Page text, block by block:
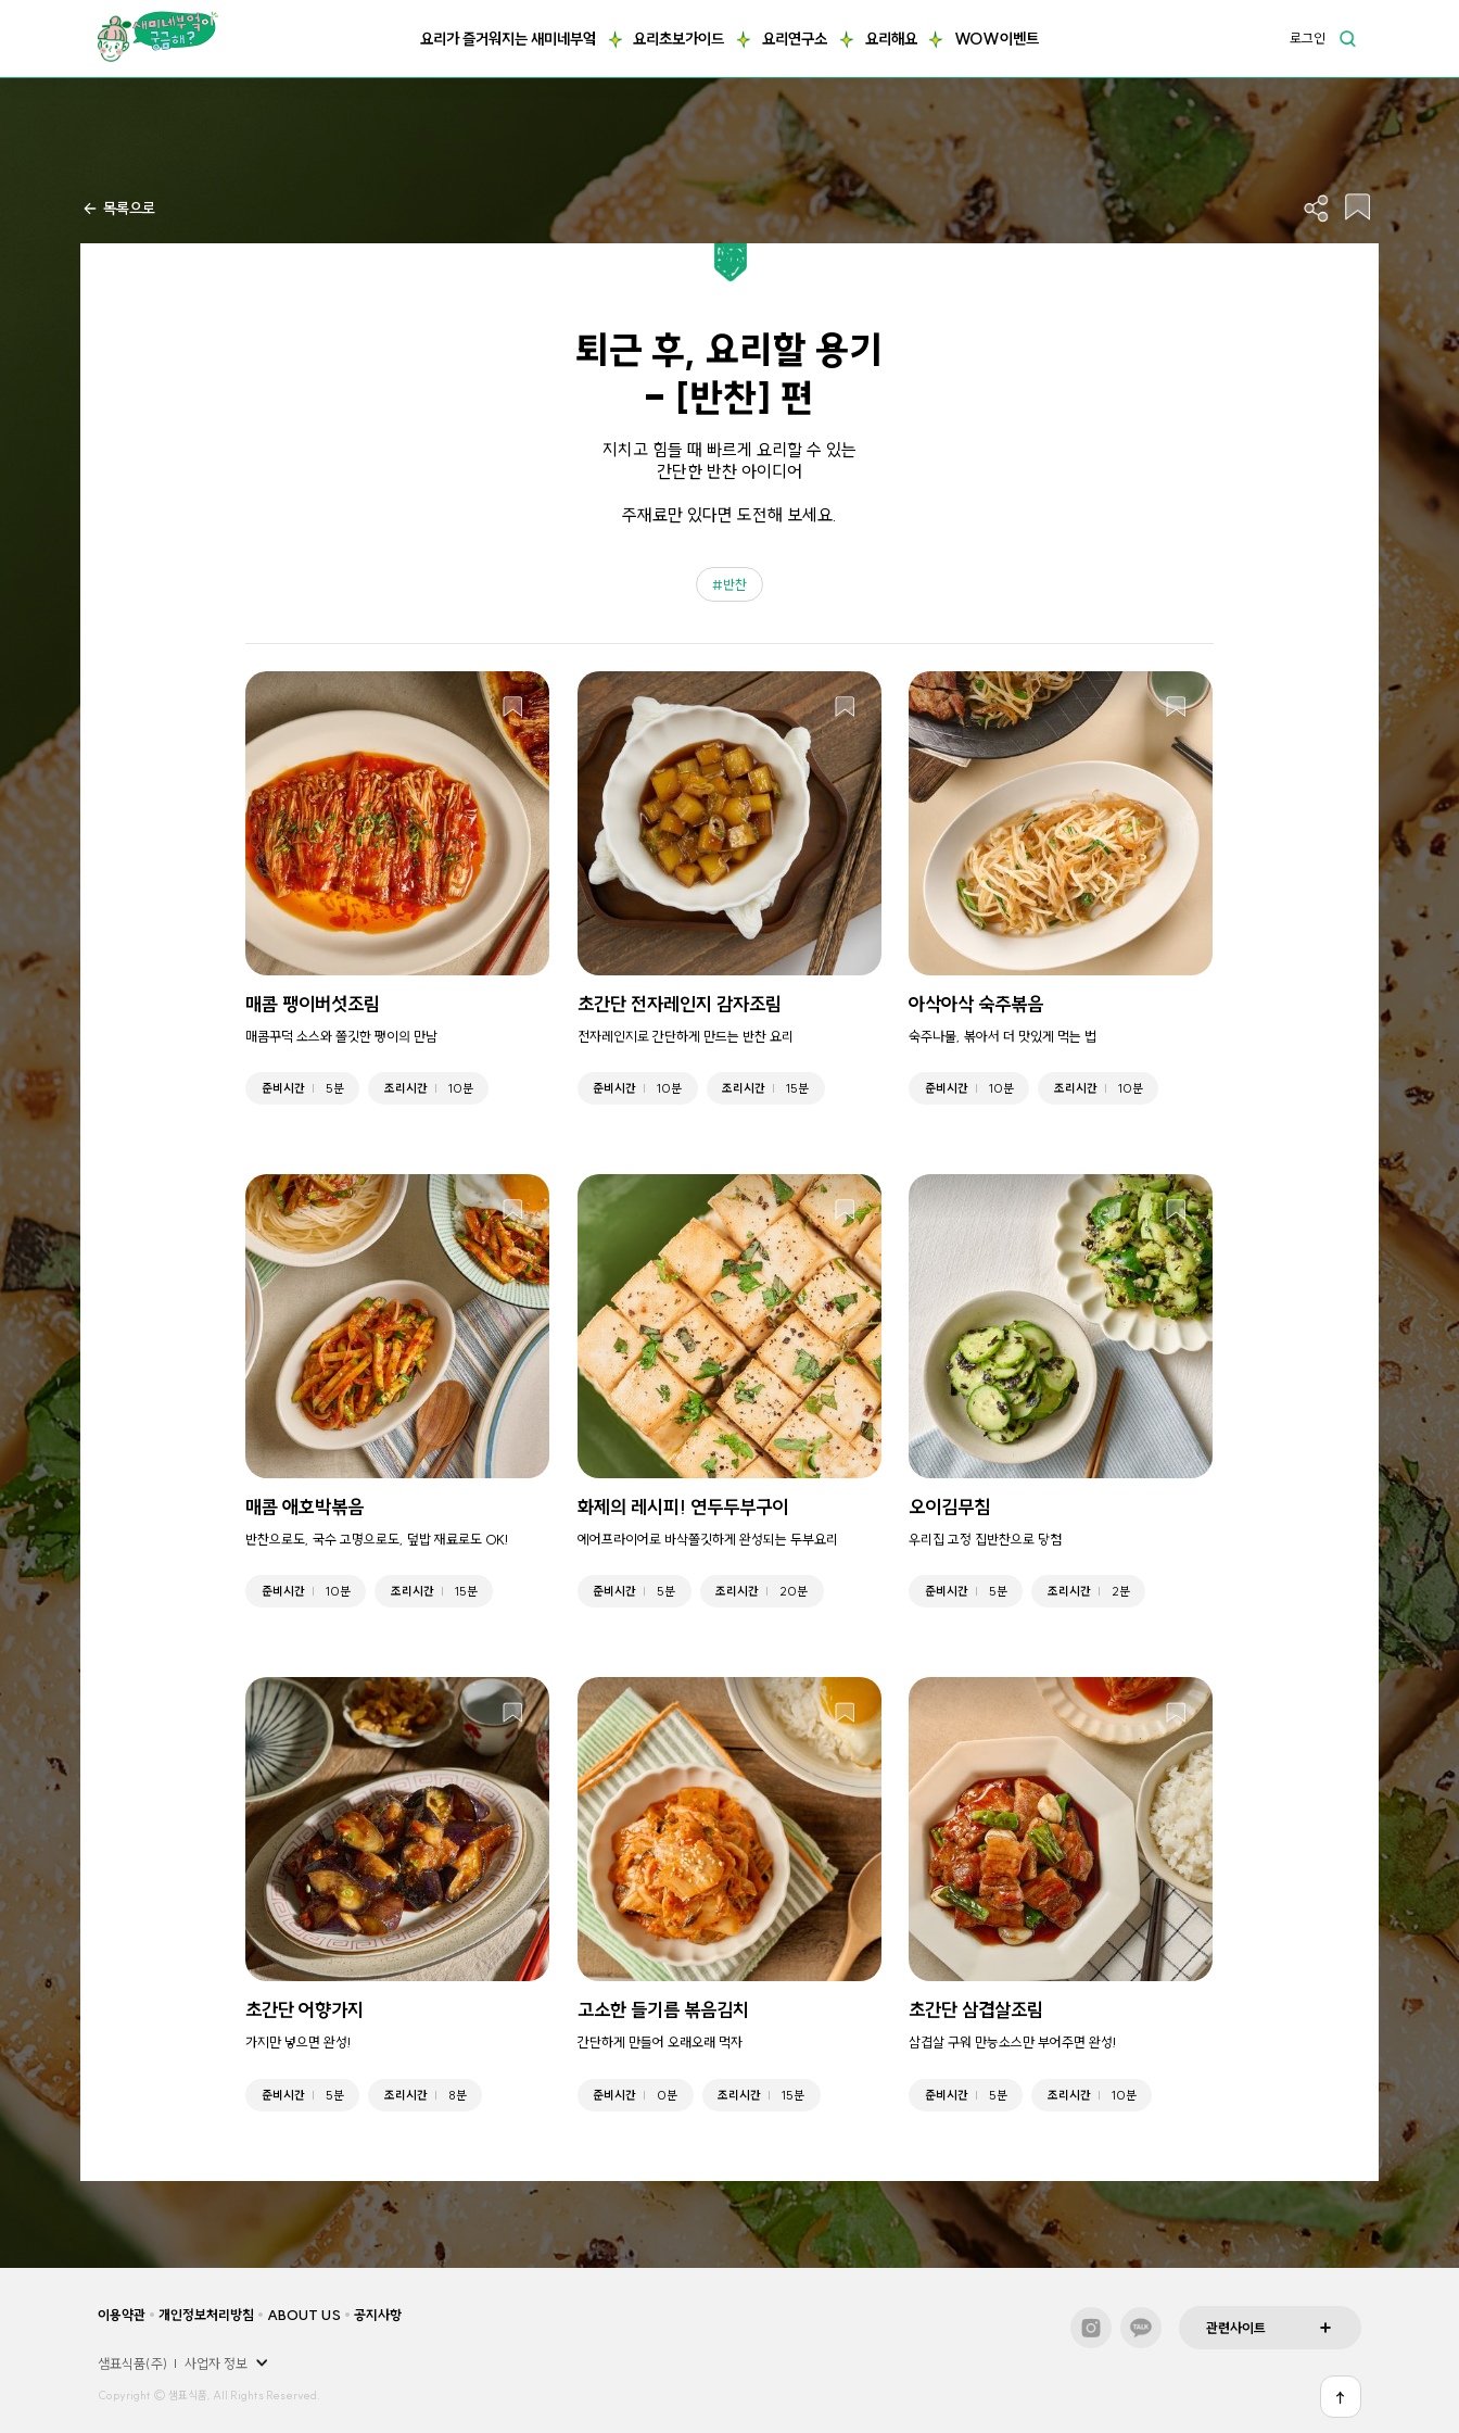
요리가 즐거워지는 새미네부엌 요리초보가이드 요리연구소 요리해요 WOW이벤트 로그인
목록으로
퇴근 후, 요리할 용기
- [반찬] 편
지치고 힘들 때 빠르게 요리할 수 있는
간단한 반찬 아이디어
주재료만 있다면 도전해 보세요.
반찬
매콤 팽이버섯조림
매콤꾸덕 소스와 쫄깃한 팽이의 만남
준비시간 5분 조리시간 10분
초간단 전자레인지 감자조림
전자레인지로 간단하게 만드는 반찬 요리
준비시간 10분 조리시간 15분
아삭아삭 숙주볶음
숙주나물, 볶아서 더 맛있게 먹는 법
준비시간 10분 조리시간 10분
매콤 애호박볶음
반찬으로도, 국수 고명으로도, 덮밥 재료로도 OK!
준비시간 10분 조리시간 15분
화제의 레시피! 연두두부구이
에어프라이어로 바삭쫄깃하게 완성되는 두부요리
준비시간 5분 조리시간 20분
오이김무침
우리집 고정 집반찬으로 당첨
준비시간 5분 조리시간 2분
초간단 어향가지
가지만 넣으면 완성!
준비시간 5분 조리시간 8분
고소한 들기름 볶음김치
간단하게 만들어 오래오래 먹자
준비시간 0분 조리시간 15분
초간단 삼겹살조림
삼겹살 구워 만능소스만 부어주면 완성!
준비시간 5분 조리시간 10분
이용약관 개인정보처리방침 ABOUT US 공지사항
샘표식품(주) 사업자 정보
Copyright © 샘표식품, All Rights Reserved.
관련사이트